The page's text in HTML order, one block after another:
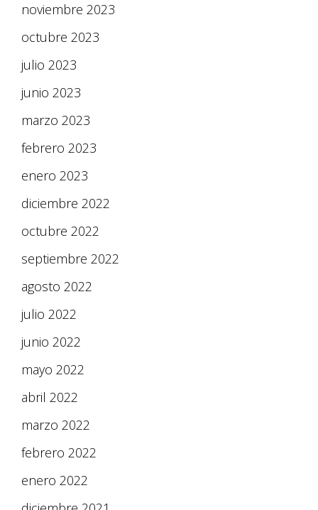
noviembre 2023
octubre 2023
julio 2023
junio 2023
marzo 2023
febrero 2023
enero 2023
diciembre 2022
octubre 2022
septiembre 2022
agosto 2022
julio 2022
junio 2022
mayo 2022
abril 2022
marzo 2022
febrero 2022
enero 2022